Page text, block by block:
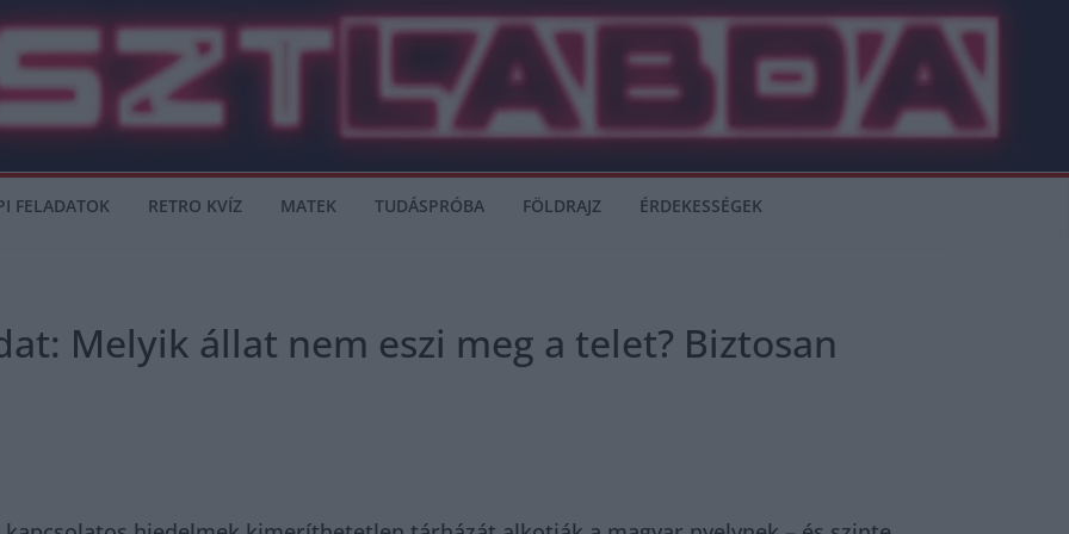
FELADATOK RETRO KVÍZ MATEK TUDÁSPRÓBA FÖLDRAJZ ÉRDEKESSÉGEK
Melyik állat nem eszi meg a telet? Biztosan